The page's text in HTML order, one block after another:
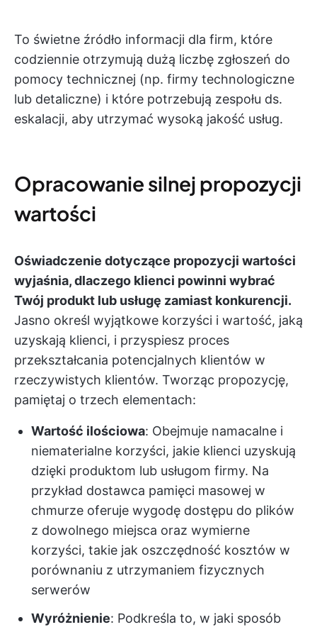
To świetne źródło informacji dla firm, które
codziennie otrzymują dużą liczbę zgłoszeń do
pomocy technicznej (np. firmy technologiczne
lub detaliczne) i które potrzebują zespołu ds.
eskalacji, aby utrzymać wysoką jakość usług.
Opracowanie silnej propozycji
wartości
Oświadczenie dotyczące propozycji wartości
wyjaśnia, dlaczego klienci powinni wybrać
Twój produkt lub usługę zamiast konkurencji.
Jasno określ wyjątkowe korzyści i wartość, jaką
uzyskają klienci, i przyspiesz proces
przekształcania potencjalnych klientów w
rzeczywistych klientów. Tworząc propozycję,
pamiętaj o trzech elementach:
Wartość ilościowa: Obejmuje namacalne i
niematerialne korzyści, jakie klienci uzyskują
dzięki produktom lub usługom firmy. Na
przykład dostawca pamięci masowej w
chmurze oferuje wygodę dostępu do plików
z dowolnego miejsca oraz wymierne
korzyści, takie jak oszczędność kosztów w
porównaniu z utrzymaniem fizycznych
serwerów
Wyróżnienie: Podkreśla to, w jaki sposób